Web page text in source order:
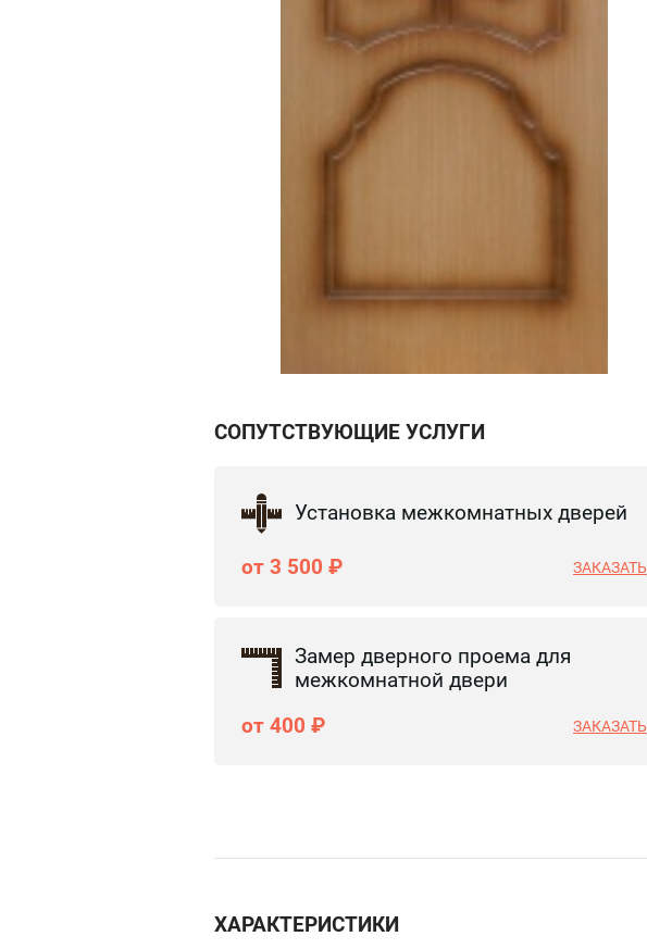
СОПУТСТВУЮЩИЕ УСЛУГИ
Установка межкомнатных дверей
от 3 500 ₽ ЗАКАЗАТЬ
Замер дверного проема для
межкомнатной двери
от 400 ₽
ЗАКАЗАТЬ
ХАРАКТЕРИСТИКИ